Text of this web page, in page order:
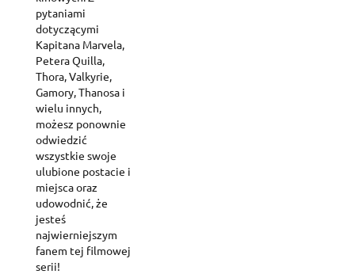
pytaniami
dotyczącymi
Kapitana Marvela,
Petera Quilla,
Thora, Valkyrie,
Gamory, Thanosa i
wielu innych,
możesz ponownie
odwiedzić
wszystkie swoje
ulubione postacie i
miejsca oraz
udowodnić, że
jesteś
najwierniejszym
fanem tej filmowej
serii!